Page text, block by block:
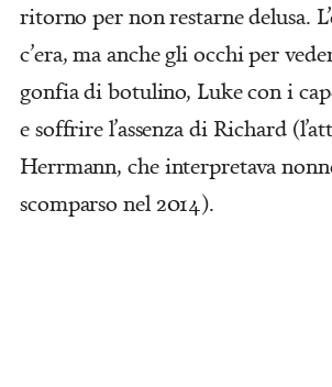
ritorno per non restarne delusa.
c’era, ma anche gli occhi per
gonfia di botulino, Luke con i
e soffrire l’assenza di Richard
Herrmann, che interpretava
scomparso nel 2014).